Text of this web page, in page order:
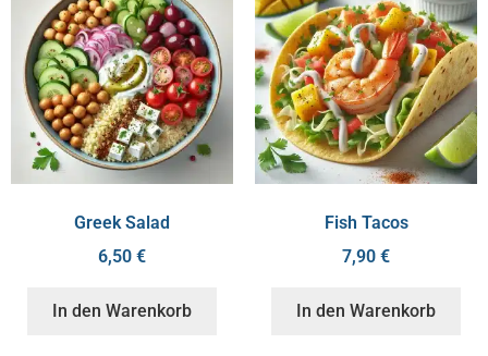
Greek Salad
6,50 €
In den Warenkorb
Fish Tacos
7,90 €
In den Warenkorb